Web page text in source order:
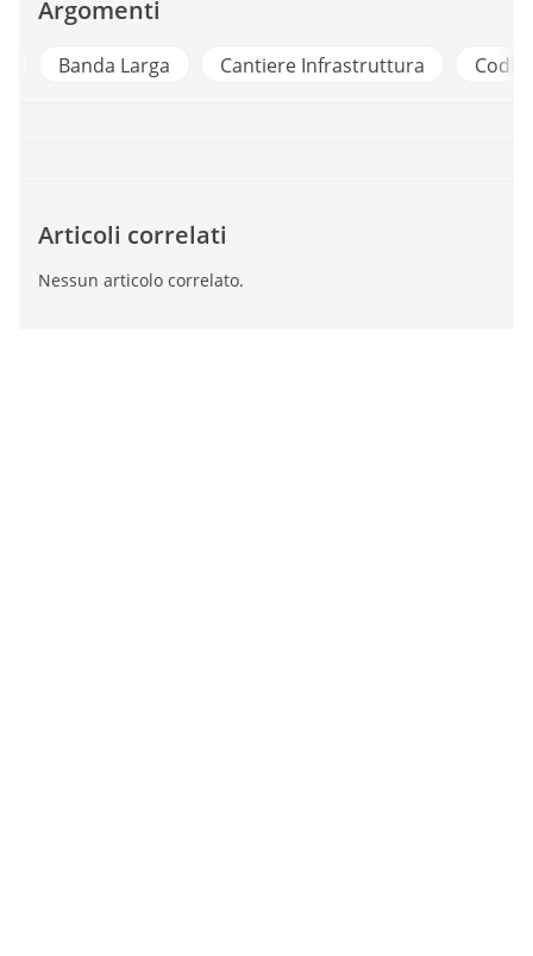
Argomenti
Banda Larga Cantiere Infrastruttura
Articoli correlati
Nessun articolo correlato.